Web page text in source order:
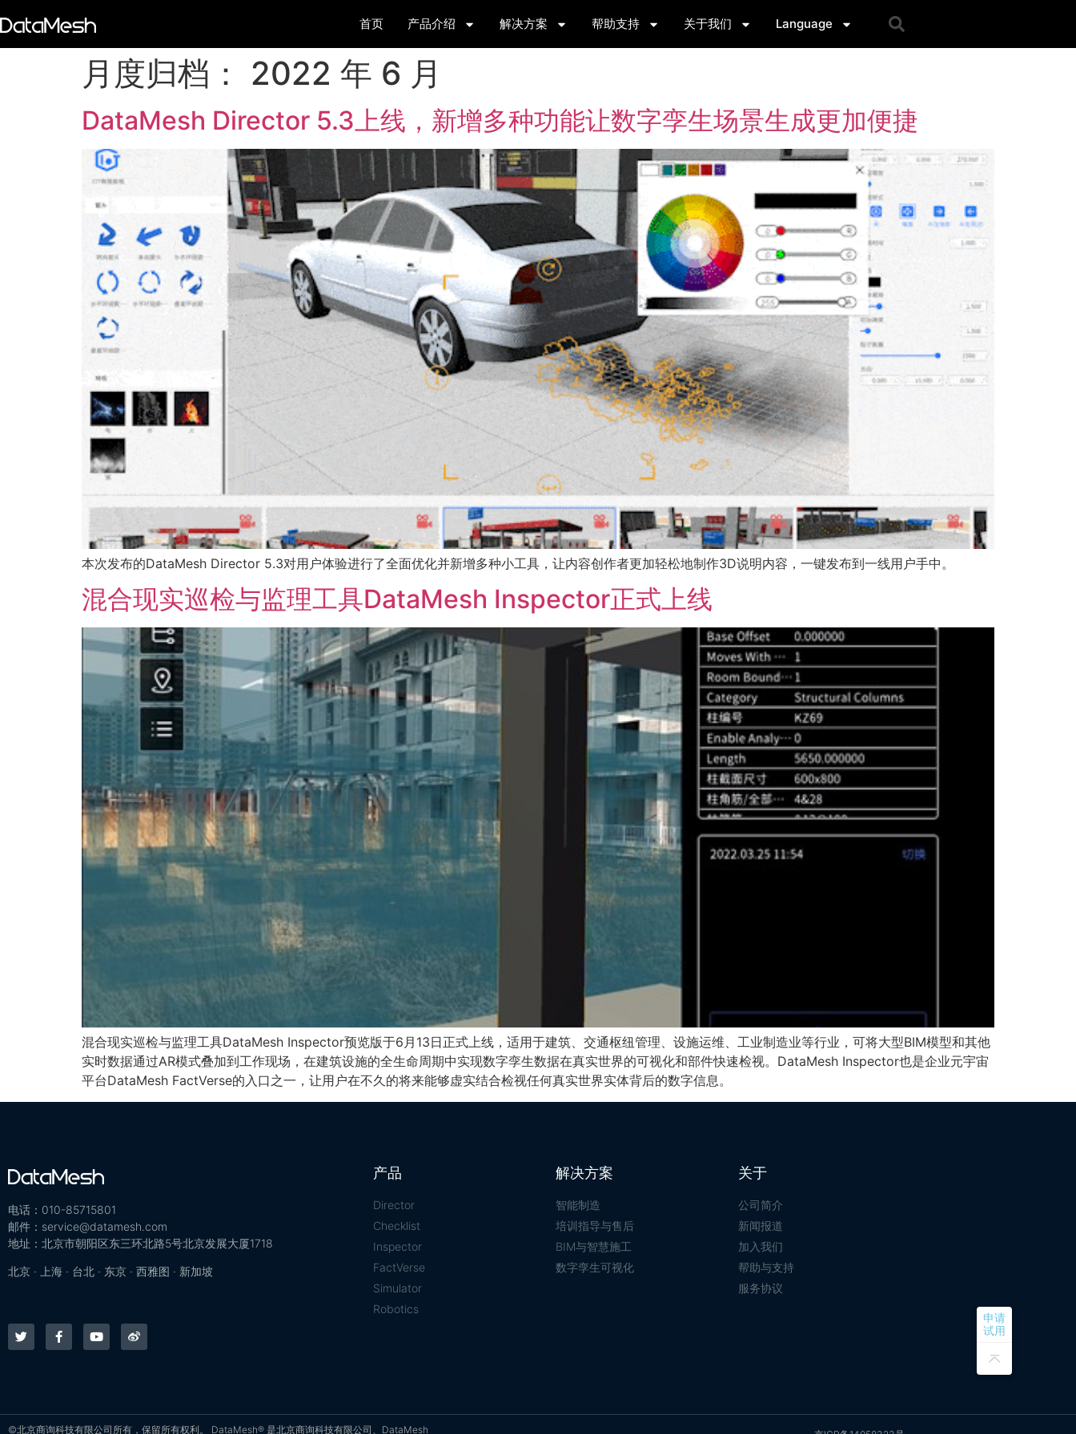
首页 产品介绍 解决方案 帮助支持 关于我们 Language
申请
试用
月度归档： 2022 年 6 月
DataMesh Director 5.3上线，新增多种功能让数字孪生场景生成更加便捷
本次发布的DataMesh Director 5.3对用户体验进行了全面优化并新增多种小工具，让内容创作者更加轻松地制作3D说明内容，一键发布到一线用户手中。
混合现实巡检与监理工具DataMesh Inspector正式上线
混合现实巡检与监理工具DataMesh Inspector预览版于6月13日正式上线，适用于建筑、交通枢纽管理、设施运维、工业制造业等行业，可将大型BIM模型和其他
实时数据通过AR模式叠加到工作现场，在建筑设施的全生命周期中实现数字孪生数据在真实世界的可视化和部件快速检视。DataMesh Inspector也是企业元宇宙
平台DataMesh FactVerse的入口之一，让用户在不久的将来能够虚实结合检视任何真实世界实体背后的数字信息。
电话：010-85715801
邮件：service@datamesh.com
地址：北京市朝阳区东三环北路5号北京发展大厦1718
北京 · 上海 · 台北 · 东京 · 西雅图 · 新加坡
产品
Director
Checklist
Inspector
FactVerse
Simulator
Robotics
解决方案
智能制造
培训指导与售后
BIM与智慧施工
数字孪生可视化
关于
公司简介
新闻报道
加入我们
帮助与支持
服务协议
©北京商询科技有限公司所有，保留所有权利。 DataMesh® 是北京商询科技有限公司、DataMesh